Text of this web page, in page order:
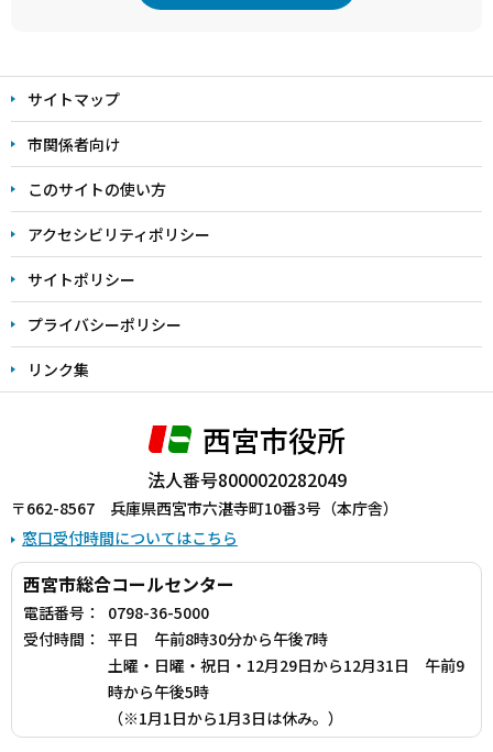
文
こ
こ
ま
で
サイトマップ
市関係者向け
このサイトの使い方
アクセシビリティポリシー
サイトポリシー
プライバシーポリシー
リンク集
西宮市役所
法人番号8000020282049
〒662-8567 兵庫県西宮市六湛寺町10番3号（本庁舎）
窓口受付時間についてはこちら
西宮市総合コールセンター
電話番号：
0798-36-5000
受付時間：
平日 午前8時30分から午後7時
土曜・日曜・祝日・12月29日から12月31日 午前9
時から午後5時
（※1月1日から1月3日は休み。）